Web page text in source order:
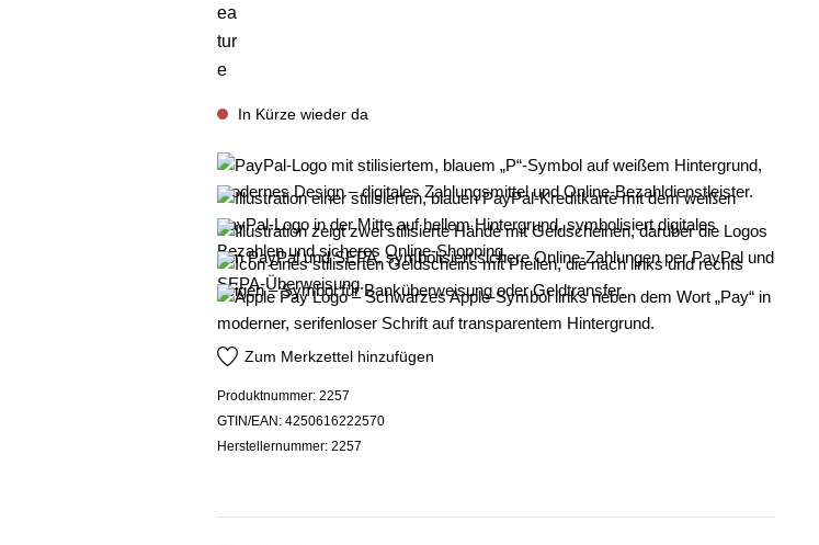
In Kürze wieder da
Zum Merkzettel hinzufügen
Produktnummer: 2257
GTIN/EAN: 4250616222570
Herstellernummer: 2257